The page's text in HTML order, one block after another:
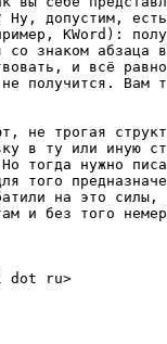
Ну, допустим,
KWord):
со знаком абзаца
и всё
получится. Вам
не трогая
в ту или иную
тогда нужно
того
на это силы,
и без того
dot ru>